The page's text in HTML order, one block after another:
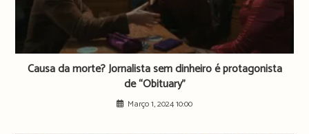
Causa da morte? Jornalista sem dinheiro é protagonista
de “Obituary”
Março 1, 2024 10:00